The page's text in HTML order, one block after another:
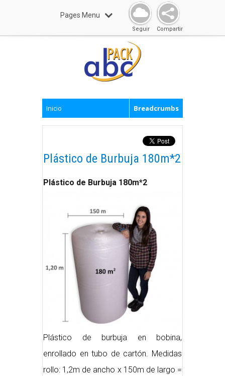
Pages Menu
Compartir
Seguir
Inicio Breadcrumbs
Plástico de Burbuja 180m*2
Plástico de Burbuja 180m*2
Plástico de burbuja en bobina,
enrollado en tubo de cartón. Medidas
rollo: 1,2m de ancho x 150m de largo =